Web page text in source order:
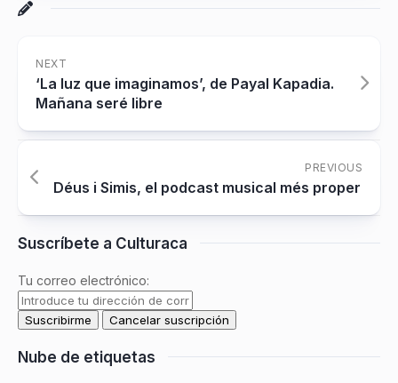
NEXT
‘La luz que imaginamos’, de Payal Kapadia.
Mañana seré libre
PREVIOUS
Déus i Simis, el podcast musical més proper
Suscríbete a Culturaca
Tu correo electrónico:
Nube de etiquetas